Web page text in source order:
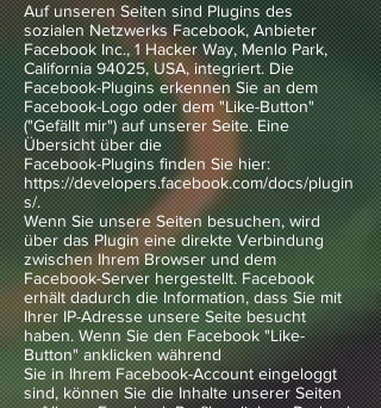
Auf unseren Seiten sind Plugins des
sozialen Netzwerks Facebook, Anbieter
Facebook Inc., 1 Hacker Way, Menlo Park,
California 94025, USA, integriert. Die
Facebook-Plugins erkennen Sie an dem
Facebook-Logo oder dem "Like-Button"
("Gefällt mir") auf unserer Seite. Eine
Übersicht über die
Facebook-Plugins finden Sie hier:
https://developers.facebook.com/docs/plugin
s/.
Wenn Sie unsere Seiten besuchen, wird
über das Plugin eine direkte Verbindung
zwischen Ihrem Browser und dem
Facebook-Server hergestellt. Facebook
erhält dadurch die Information, dass Sie mit
Ihrer IP-Adresse unsere Seite besucht
haben. Wenn Sie den Facebook "Like-
Button" anklicken während
Sie in Ihrem Facebook-Account eingeloggt
sind, können Sie die Inhalte unserer Seiten